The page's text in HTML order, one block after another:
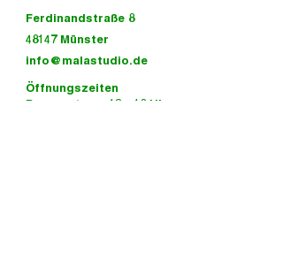
Ferdinandstraße 8
48147 Münster
info@malastudio.de
Öffnungszeiten